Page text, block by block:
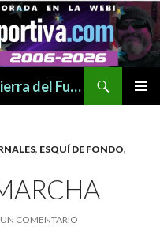
LaBestiaDeportiva.com, de Tierra del Fuego para todo el mundo
, ESQUÍ DE FONDO,
COMENTARIO